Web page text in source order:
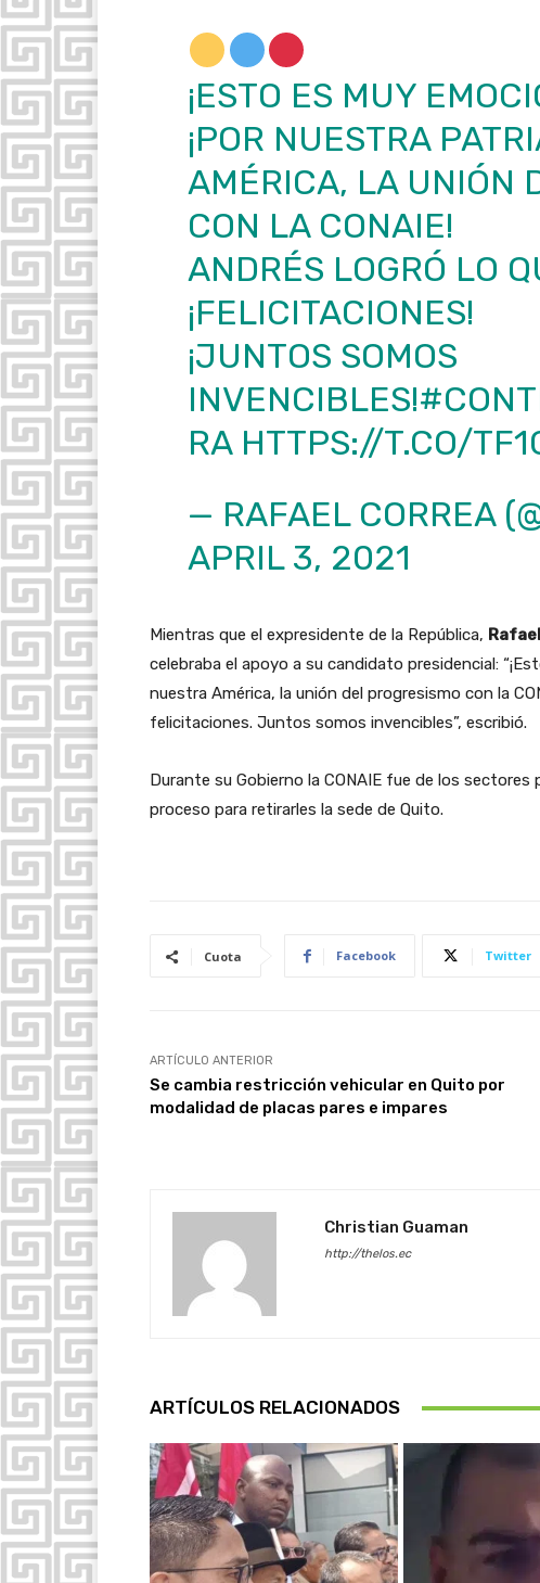
¡ESTO ES MUY
¡POR NUESTRA
AMÉRICA, LA UNIÓN
CON LA CONAIE!
ANDRÉS LOGRÓ LO
¡FELICITACIONES!
¡JUNTOS SOMOS
INVENCIBLES!
RA HTTPS://T.CO/
— RAFAEL CORREA
APRIL 3, 2021
Mientras que el expresidente de la República,
celebraba el apoyo a su candidato presidencial:
nuestra América, la unión del progresismo con la
felicitaciones. Juntos somos invencibles”, escribió.
Durante su Gobierno la CONAIE fue de los
proceso para retirarles la sede de Quito.
Cuota Facebook Twitter
ARTÍCULO ANTERIOR
Se cambia restricción vehicular en Quito por
modalidad de placas pares e impares
Christian Guaman
http://thelos.ec
ARTÍCULOS RELACIONADOS